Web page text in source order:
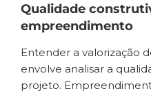
Qualidade
empreendimento
Entender a valorização
envolve analisar a
projeto.